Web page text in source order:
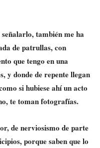
también me ha
de patrullas, con
que tengo en una
y donde de repente llegan
si hubiese ahí un acto
te toman fotografías.
de nerviosismo de parte
porque saben que lo